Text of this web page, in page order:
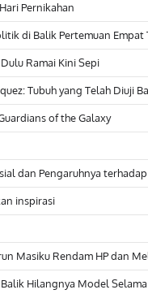
Pernikahan
di Balik Pertemuan Empat
Ramai Kini Sepi
Tubuh yang Telah Diuji
of the Galaxy
dan Pengaruhnya
inspirasi
Masiku Rendam HP dan
Hilangnya Model Selama